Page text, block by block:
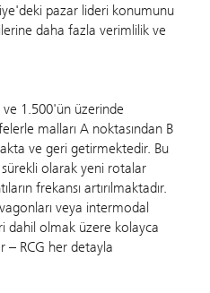
pazar lideri konumunu
daha fazla verimlilik ve
ve 1.500'ün üzerinde
malları A noktasından B
ve geri getirmektedir. Bu
sürekli olarak yeni rotalar
frekansı artırılmaktadır.
veya intermodal
dahil olmak üzere kolayca
– RCG her detayla